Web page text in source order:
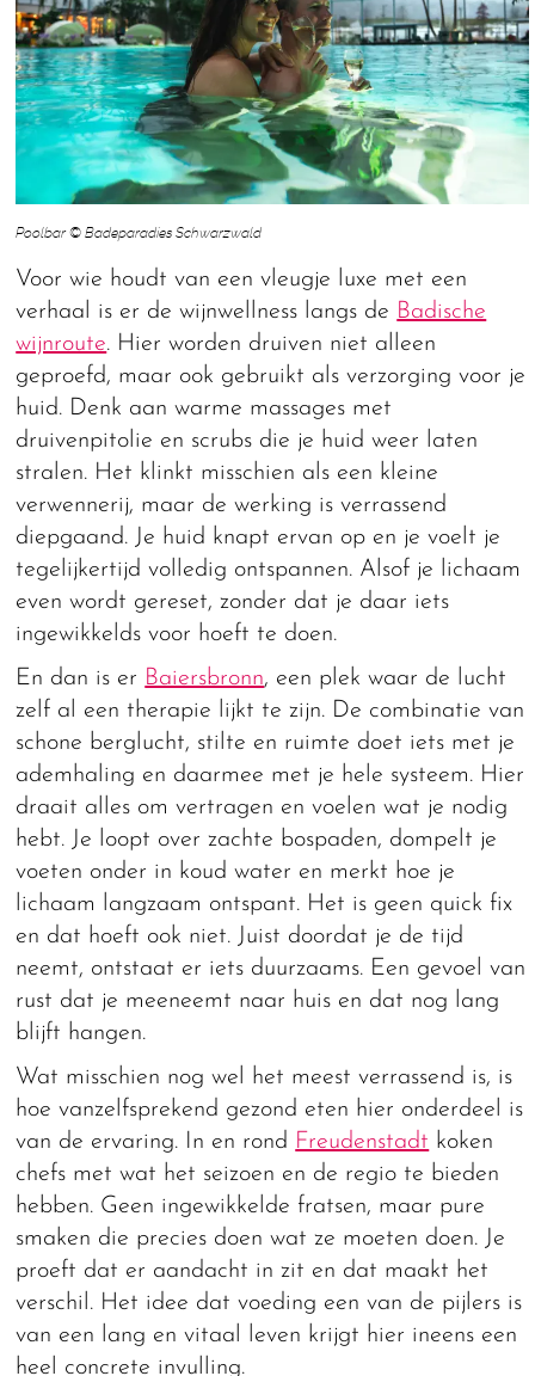
Poolbar © Badeparadies Schwarzwald
Voor wie houdt van een vleugje luxe met een
verhaal is er de wijnwellness langs de Badische
wijnroute. Hier worden druiven niet alleen
geproefd, maar ook gebruikt als verzorging voor je
huid. Denk aan warme massages met
druivenpitolie en scrubs die je huid weer laten
stralen. Het klinkt misschien als een kleine
verwennerij, maar de werking is verrassend
diepgaand. Je huid knapt ervan op en je voelt je
tegelijkertijd volledig ontspannen. Alsof je lichaam
even wordt gereset, zonder dat je daar iets
ingewikkelds voor hoeft te doen.
En dan is er Baiersbronn, een plek waar de lucht
zelf al een therapie lijkt te zijn. De combinatie van
schone berglucht, stilte en ruimte doet iets met je
ademhaling en daarmee met je hele systeem. Hier
draait alles om vertragen en voelen wat je nodig
hebt. Je loopt over zachte bospaden, dompelt je
voeten onder in koud water en merkt hoe je
lichaam langzaam ontspant. Het is geen quick fix
en dat hoeft ook niet. Juist doordat je de tijd
neemt, ontstaat er iets duurzaams. Een gevoel van
rust dat je meeneemt naar huis en dat nog lang
blijft hangen.
Wat misschien nog wel het meest verrassend is, is
hoe vanzelfsprekend gezond eten hier onderdeel is
van de ervaring. In en rond Freudenstadt koken
chefs met wat het seizoen en de regio te bieden
hebben. Geen ingewikkelde fratsen, maar pure
smaken die precies doen wat ze moeten doen. Je
proeft dat er aandacht in zit en dat maakt het
verschil. Het idee dat voeding een van de pijlers is
van een lang en vitaal leven krijgt hier ineens een
heel concrete invulling.